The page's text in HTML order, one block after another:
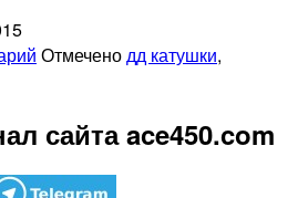
Отмеченодд катушки,
сайта ace450.com